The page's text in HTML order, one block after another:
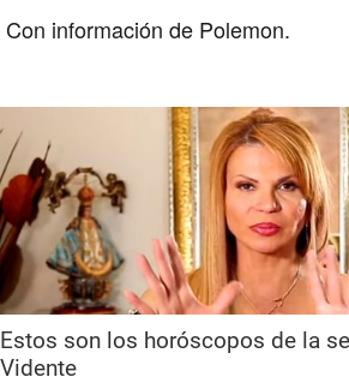
Con información de Polemon.
Estos son los horóscopos de la
Vidente